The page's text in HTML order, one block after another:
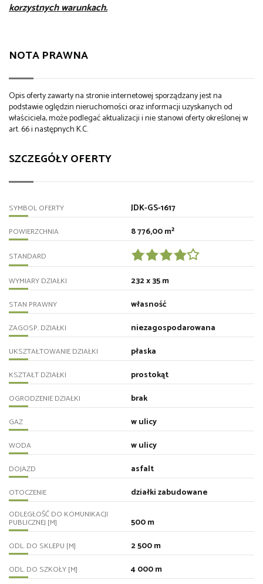
korzystnych warunkach.
NOTA PRAWNA
Opis oferty zawarty na stronie internetowej sporządzany jest na
podstawie oględzin nieruchomości oraz informacji uzyskanych od
właściciela, może podlegać aktualizacji i nie stanowi oferty określonej w
art. 66 i następnych K.C.
SZCZEGÓŁY OFERTY
SYMBOL OFERTY JDK-GS-1617
POWIERZCHNIA 8 776,00 m²
STANDARD
WYMIARY DZIAŁKI 232 x 35 m
STAN PRAWNY własność
ZAGOSP. DZIAŁKI niezagospodarowana
UKSZTAŁTOWANIE DZIAŁKI płaska
KSZTAŁT DZIAŁKI prostokąt
OGRODZENIE DZIAŁKI brak
GAZ w ulicy
WODA w ulicy
DOJAZD asfalt
OTOCZENIE działki zabudowane
ODLEGŁOŚĆ DO KOMUNIKACJI
PUBLICZNEJ [M] 500 m
ODL. DO SKLEPU [M] 2 500 m
ODL. DO SZKOŁY [M] 4 000 m